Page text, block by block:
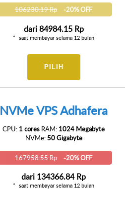
106230.19 Rp -20% OFF
dari84984.15 Rp
saat membayar selama 12 bulan
PILIH
NVMe VPS Adhafera
CPU: 1 cores RAM: 1024 Megabyte
NVMe:50 Gigabyte
167958.55 Rp -20% OFF
dari 134366.84 Rp
saat membayar selama 12 bulan